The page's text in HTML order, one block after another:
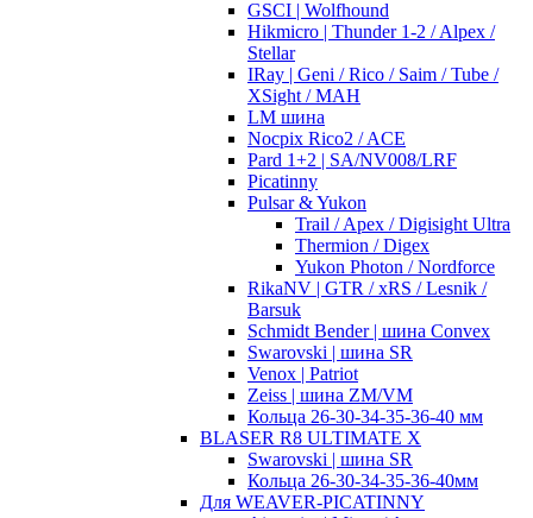
GSCI | Wolfhound
Hikmicro | Thunder 1-2 / Alpex /
Stellar
IRay | Geni / Rico / Saim / Tube /
XSight / MAH
LM шина
Nocpix Rico2 / ACE
Pard 1+2 | SA/NV008/LRF
Picatinny
Pulsar & Yukon
Trail / Apex / Digisight Ultra
Thermion / Digex
Yukon Photon / Nordforce
RikaNV | GTR / xRS / Lesnik /
Barsuk
Schmidt Bender | шина Convex
Swarovski | шина SR
Venox | Patriot
Zeiss | шина ZM/VM
Кольца 26-30-34-35-36-40 мм
BLASER R8 ULTIMATE X
Swarovski | шина SR
Кольца 26-30-34-35-36-40мм
Для WEAVER-PICATINNY